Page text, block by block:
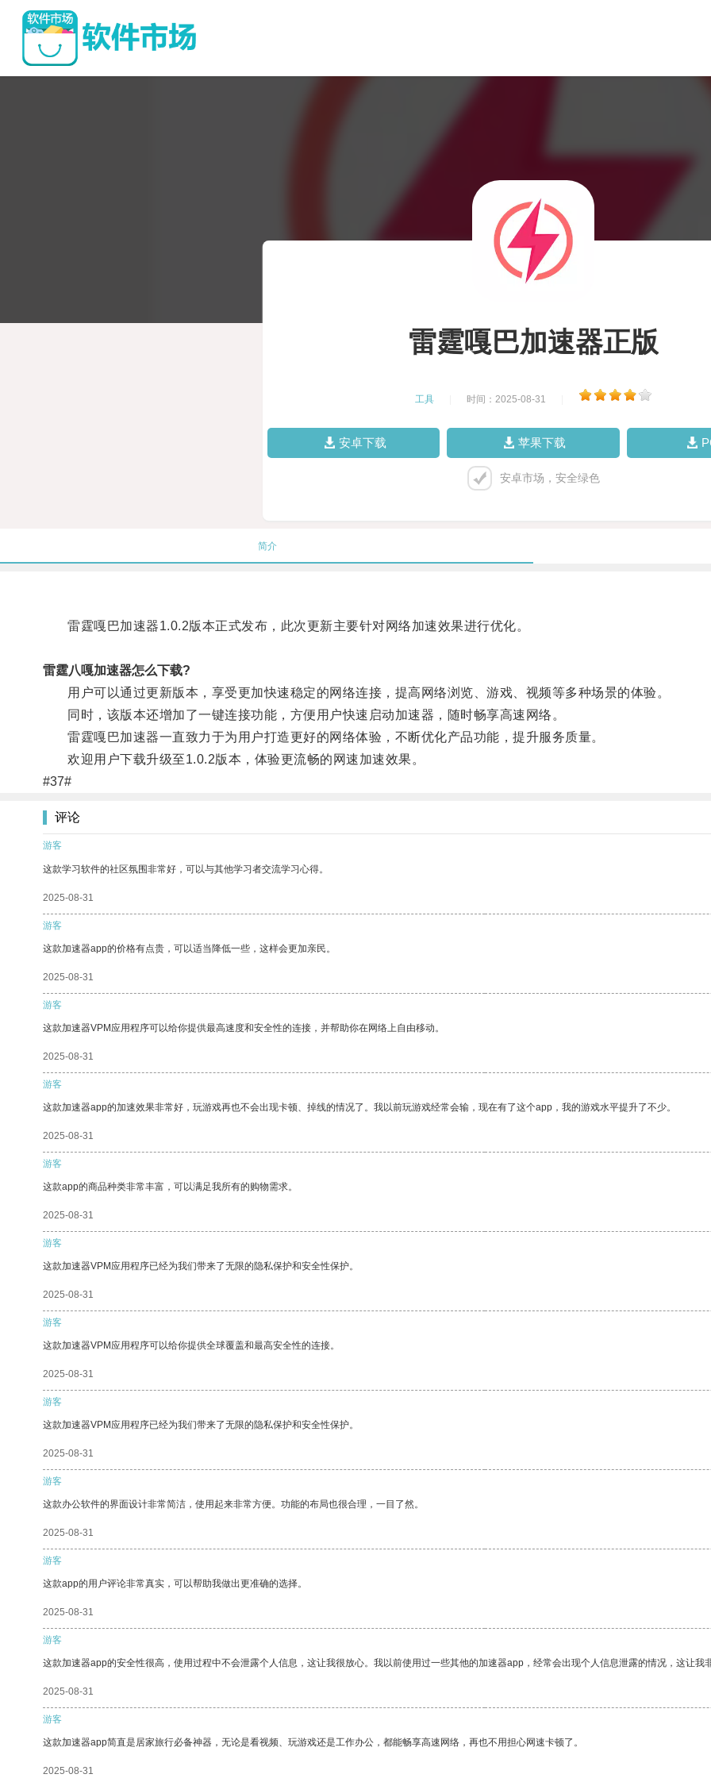
雷霆嘎巴加速器正版
工具 时间：2025-08-31
安卓下载 苹果下载
安卓市场，安全绿色
简介
雷霆嘎巴加速器1.0.2版本正式发布，此次更新主要针对网络加速效果进行优化。
雷霆八嘎加速器怎么下载?
用户可以通过更新版本，享受更加快速稳定的网络连接，提高网络浏览、游戏、视频等多种场景的体验。
同时，该版本还增加了一键连接功能，方便用户快速启动加速器，随时畅享高速网络。
雷霆嘎巴加速器一直致力于为用户打造更好的网络体验，不断优化产品功能，提升服务质量。
欢迎用户下载升级至1.0.2版本，体验更流畅的网速加速效果。
#37#
评论
游客
这款学习软件的社区氛围非常好，可以与其他学习者交流学习心得。
2025-08-31
游客
这款加速器app的价格有点贵，可以适当降低一些，这样会更加亲民。
2025-08-31
游客
这款加速器VPM应用程序可以给你提供最高速度和安全性的连接，并帮助你在网络上自由移动。
2025-08-31
游客
这款加速器app的加速效果非常好，玩游戏再也不会出现卡顿、掉线的情况了。我以前玩游戏经常会输，现在有了这个app，我的游戏水平提升了不少。
2025-08-31
游客
这款app的商品种类非常丰富，可以满足我所有的购物需求。
2025-08-31
游客
这款加速器VPM应用程序已经为我们带来了无限的隐私保护和安全性保护。
2025-08-31
游客
这款加速器VPM应用程序可以给你提供全球覆盖和最高安全性的连接。
2025-08-31
游客
这款加速器VPM应用程序已经为我们带来了无限的隐私保护和安全性保护。
2025-08-31
游客
这款办公软件的界面设计非常简洁，使用起来非常方便。功能的布局也很合理，一目了然。
2025-08-31
游客
这款app的用户评论非常真实，可以帮助我做出更准确的选择。
2025-08-31
游客
这款加速器app的安全性很高，使用过程中不会泄露个人信息，这让我很放心。我以前使用过一些其他的加速器app，经常会出现个人信息泄露的情况，这让我
2025-08-31
游客
这款加速器app简直是居家旅行必备神器，无论是看视频、玩游戏还是工作办公，都能畅享高速网络，再也不用担心网速卡顿了。
2025-08-31